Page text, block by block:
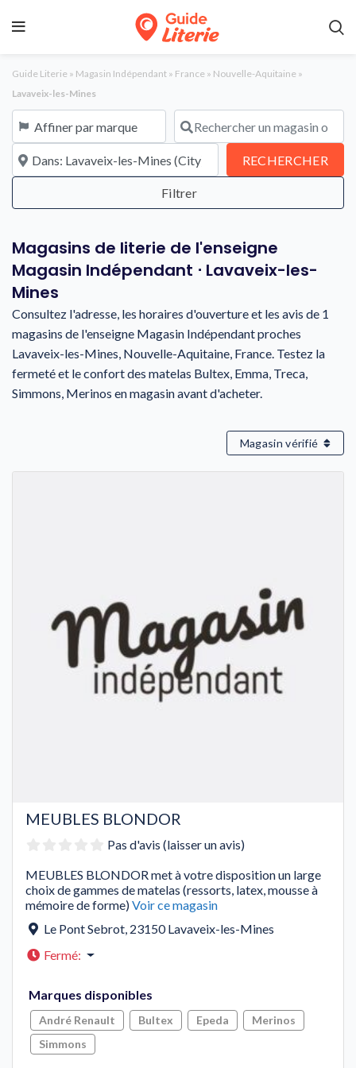
Guide Literie » Magasin Indépendant » France » Nouvelle-Aquitaine »
Lavaveix-les-Mines
Affiner par marque Rechercher un magasin ou une
À proximité de RECHERCHER
Magasins de literie de l'enseigne
Magasin Indépendant ⋅ Lavaveix-les-
Mines
Consultez l'adresse, les horaires d'ouverture et les avis de 1
magasins de l'enseigne Magasin Indépendant proches
Lavaveix-les-Mines, Nouvelle-Aquitaine, France. Testez la
fermeté et le confort des matelas Bultex, Emma, Treca,
Simmons, Merinos en magasin avant d'acheter.
Magasin vérifié
MEUBLES BLONDOR
Pas d'avis (laisser un avis)
MEUBLES BLONDOR met à votre disposition un large
choix de gammes de matelas (ressorts, latex, mousse à
mémoire de forme)Voir ce magasin
Le Pont Sebrot, 23150 Lavaveix-les-Mines
Fermé:
Marques disponibles
André Renault Bultex Epeda
Merinos
Simmons